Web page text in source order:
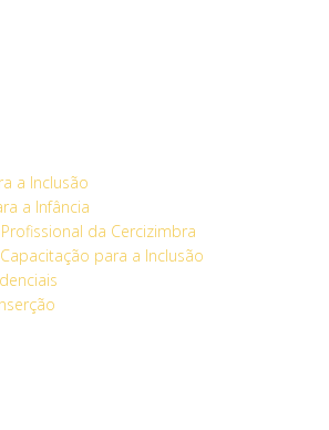
a Inclusão
a Infância
da Cercizimbra
para a Inclusão